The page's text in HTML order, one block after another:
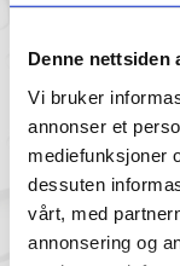
Denne nettsiden
Vi bruker
annonser et
mediefunksjoner
dessuten
vårt, med
annonsering og
PVC-